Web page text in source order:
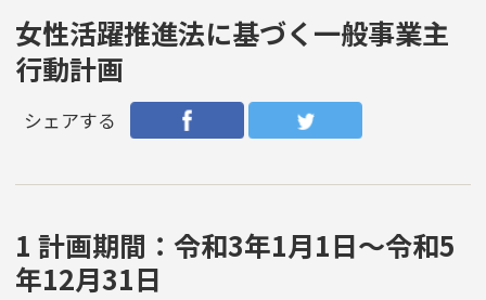
女性活躍推進法に基づく一般事業主
行動計画
シェアする
1 計画期間：令和3年1月1日〜令和5
年12月31日